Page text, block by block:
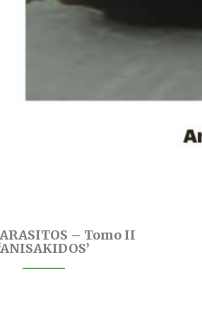
– Tomo II